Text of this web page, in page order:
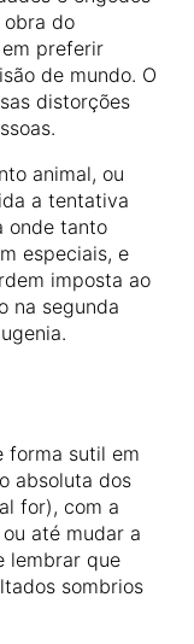
do
preferir
de mundo. O
distorções
animal, ou
a tentativa
onde tanto
especiais, e
imposta ao
na segunda
forma sutil em
absoluta dos
for), com a
até mudar a
lembrar que
sombrios